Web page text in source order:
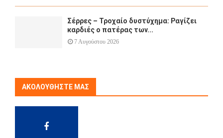
Σέρρες – Τροχαίο δυστύχημα: Ραγίζει
καρδιές ο πατέρας των...
7 Αυγούστου 2026
ΑΚΟΛΟΥΘΉΣΤΕ ΜΑΣ